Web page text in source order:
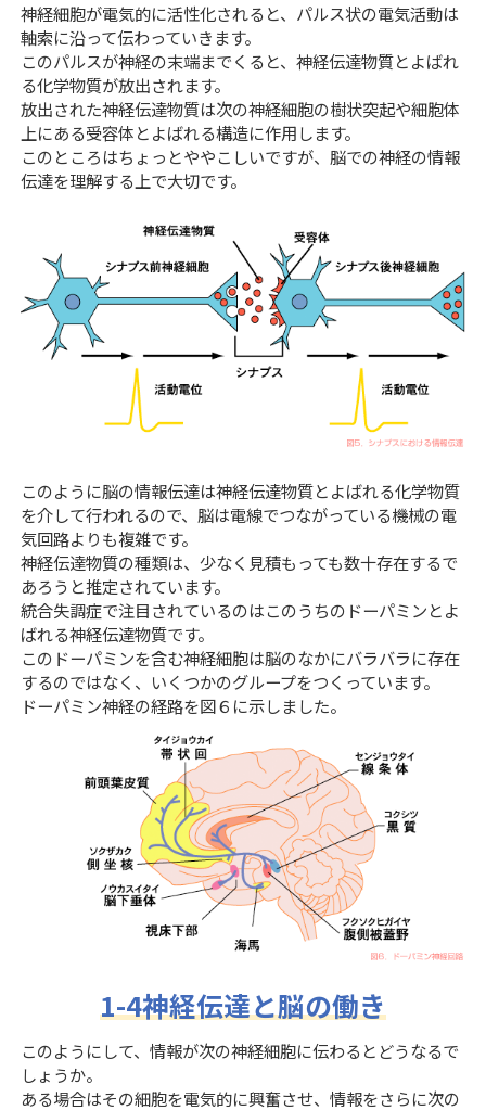
神経細胞が電気的に活性化されると、パルス状の電気活動は
軸索に沿って伝わっていきます。
このパルスが神経の末端までくると、神経伝達物質とよばれ
る化学物質が放出されます。
放出された神経伝達物質は次の神経細胞の樹状突起や細胞体
上にある受容体とよばれる構造に作用します。
このところはちょっとややこしいですが、脳での神経の情報
伝達を理解する上で大切です。
このように脳の情報伝達は神経伝達物質とよばれる化学物質
を介して行われるので、脳は電線でつながっている機械の電
気回路よりも複雑です。
神経伝達物質の種類は、少なく見積もっても数十存在するで
あろうと推定されています。
統合失調症で注目されているのはこのうちのドーパミンとよ
ばれる神経伝達物質です。
このドーパミンを含む神経細胞は脳のなかにバラバラに存在
するのではなく、いくつかのグループをつくっています。
ドーパミン神経の経路を図６に示しました。
1-4神経伝達と脳の働き
このようにして、情報が次の神経細胞に伝わるとどうなるで
しょうか。
ある場合はその細胞を電気的に興奮させ、情報をさらに次の